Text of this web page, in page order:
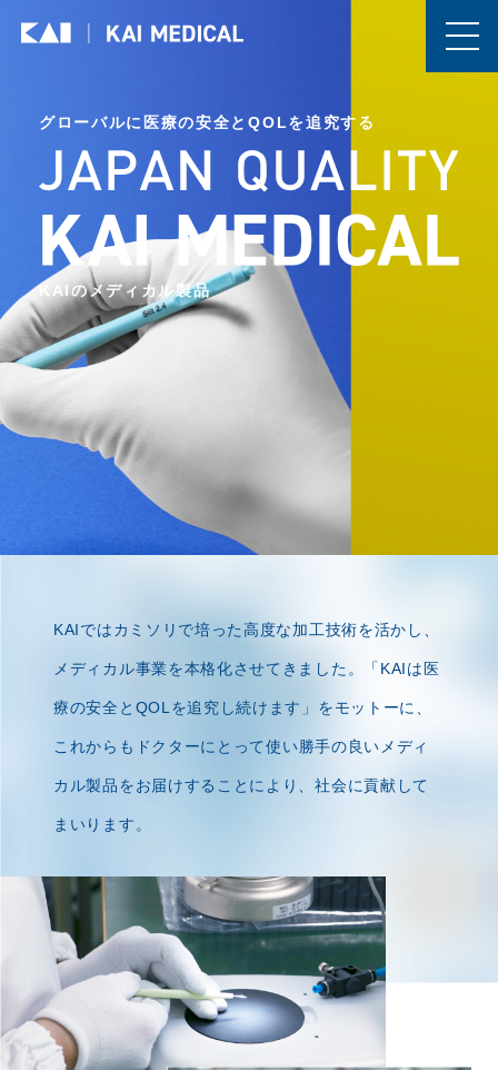
グローバルに医療の安全とQOLを追究する
KAIのメディカル製品
KAIではカミソリで培った高度な加工技術を活かし、
メディカル事業を本格化させてきました。 「KAIは医
療の安全とQOLを追究し続けます」をモットーに、
これからもドクターにとって使い勝手の良いメディ
カル製品をお届けすることにより、社会に貢献して
まいります。